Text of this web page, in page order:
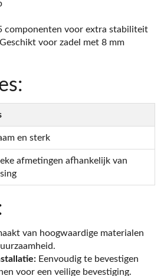
componenten voor extra stabiliteit
Geschikt voor zadel met 8 mm
en sterk
afmetingen afhankelijk van
van hoogwaardige materialen
Eenvoudig te bevestigen
voor een veilige bevestiging.